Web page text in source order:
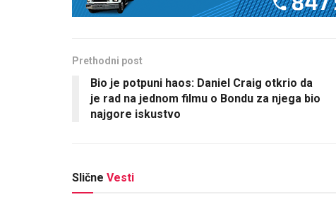
Prethodni post
Bio je potpuni haos: Daniel Craig otkrio da
je rad na jednom filmu o Bondu za njega bio
najgore iskustvo
Slične Vesti